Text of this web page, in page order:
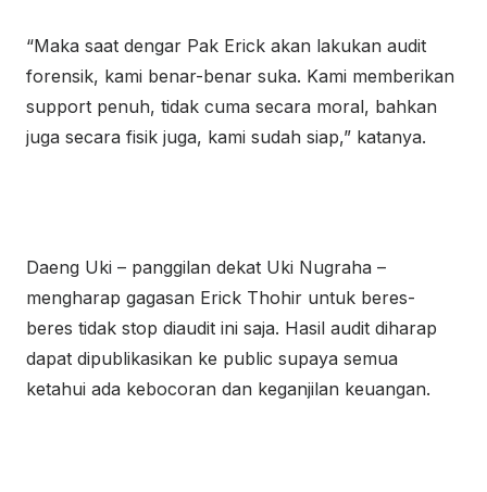
“Maka saat dengar Pak Erick akan lakukan audit
forensik, kami benar-benar suka. Kami memberikan
support penuh, tidak cuma secara moral, bahkan
juga secara fisik juga, kami sudah siap,” katanya.
Daeng Uki – panggilan dekat Uki Nugraha –
mengharap gagasan Erick Thohir untuk beres-
beres tidak stop diaudit ini saja. Hasil audit diharap
dapat dipublikasikan ke public supaya semua
ketahui ada kebocoran dan keganjilan keuangan.